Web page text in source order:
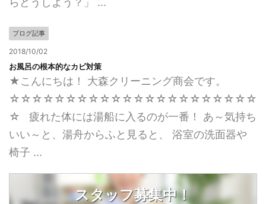
ブログ記事
2018/10/02
お風呂の根本的なカビ対策
★こんにちは！ 大森クリーニング商会です。
☆☆☆☆☆☆☆☆☆☆☆☆☆☆☆☆☆☆☆☆☆☆
☆ 疲れた体には湯船に入るのが一番！ あ～気持ち
いい～と、湯舟からふと見ると、 浴室の洗面器や
椅子 ...
スタッフ募集中！